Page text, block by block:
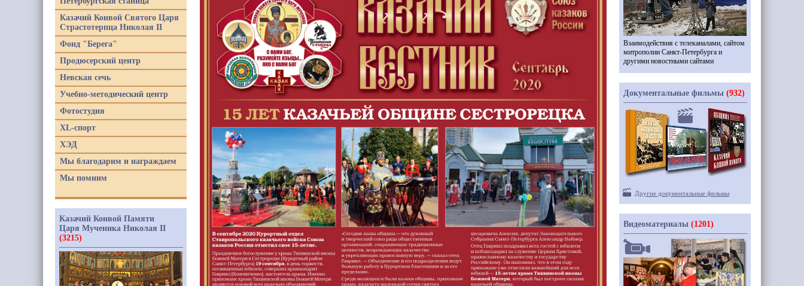
Казачий Конвой Святого Царя
Страстотерпца Николая II
Фонд "Берега"
Продюсерский центр
Невская сечь
Учебно-методический центр
Фотостудия
XL-спорт
ХЭД
Мы благодарим и награждаем
Мы помним
Казачий Конвой Памяти
Царя Мученика Николая II
(3215)
Взаимодействия с телеканалами, сайтом
митрополии Санкт-Петербурга и
другими новостными сайтами
Документальные фильмы (932)
Другие документальные фильмы
Видеоматериалы (1201)